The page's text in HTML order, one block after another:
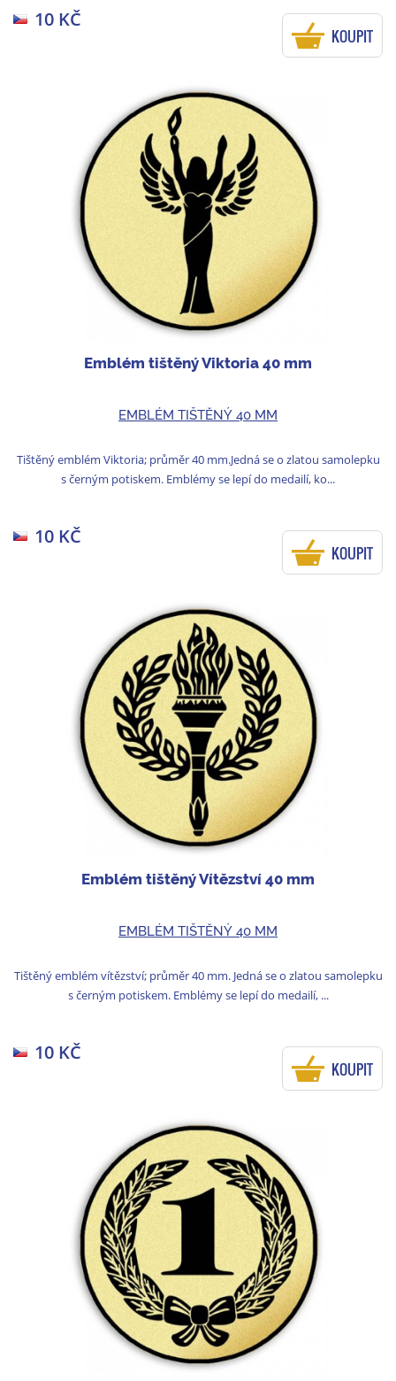
10 KČ
KOUPIT
Emblém tištěný Viktoria 40 mm
EMBLÉM TIŠTĚNÝ 40 MM
Tištěný emblém Viktoria; průměr 40 mm.Jedná se o zlatou samolepku
s černým potiskem. Emblémy se lepí do medailí, ko...
10 KČ
KOUPIT
Emblém tištěný Vítězství 40 mm
EMBLÉM TIŠTĚNÝ 40 MM
Tištěný emblém vítězství; průměr 40 mm. Jedná se o zlatou samolepku
s černým potiskem. Emblémy se lepí do medailí, ...
10 KČ
KOUPIT